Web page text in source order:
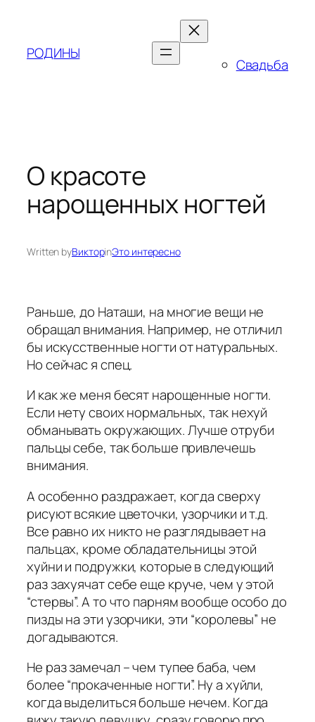
content
РОДИНЫ
Свадьба
О красоте
нарощенных ногтей
Written byВикторinЭто интересно
Раньше, до Наташи, на многие вещи не
обращал внимания. Например, не отличил
бы искусственные ногти от натуральных.
Но сейчас я спец.
И как же меня бесят нарощенные ногти.
Если нету своих нормальных, так нехуй
обманывать окружающих. Лучше отруби
пальцы себе, так больше привлечешь
внимания.
А особенно раздражает, когда сверху
рисуют всякие цветочки, узорчики и т.д.
Все равно их никто не разглядывает на
пальцах, кроме обладательницы этой
хуйни и подружки, которые в следующий
раз захуячат себе еще круче, чем у этой
“стервы”. А то что парням вообще особо до
пизды на эти узорчики, эти “королевы” не
догадываются.
Не раз замечал – чем тупее баба, чем
более “прокаченные ногти”. Ну а хуйли,
когда выделиться больше нечем. Когда